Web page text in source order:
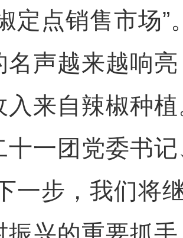
定点销售市场
名声越来越响
入来自辣椒种
团党委书记
一步，我们将